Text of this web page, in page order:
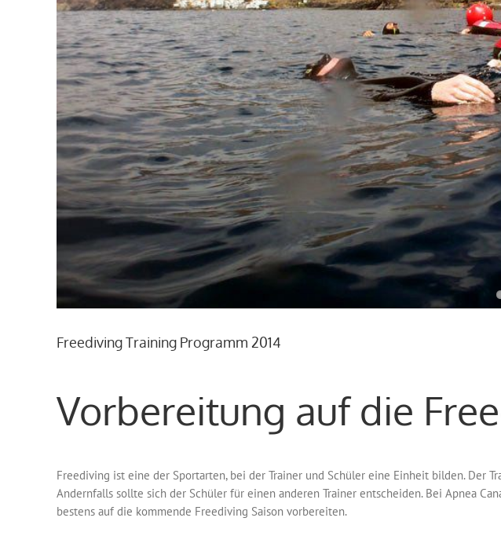
Freediving Training Programm 2014
Vorbereitung auf die
Freediving ist eine der Sportarten, bei der Trainer und Schüler eine Einheit bilden. Der
Andernfalls sollte sich der Schüler für einen anderen Trainer entscheiden. Bei Apnea
bestens auf die kommende Freediving Saison vorbereiten.